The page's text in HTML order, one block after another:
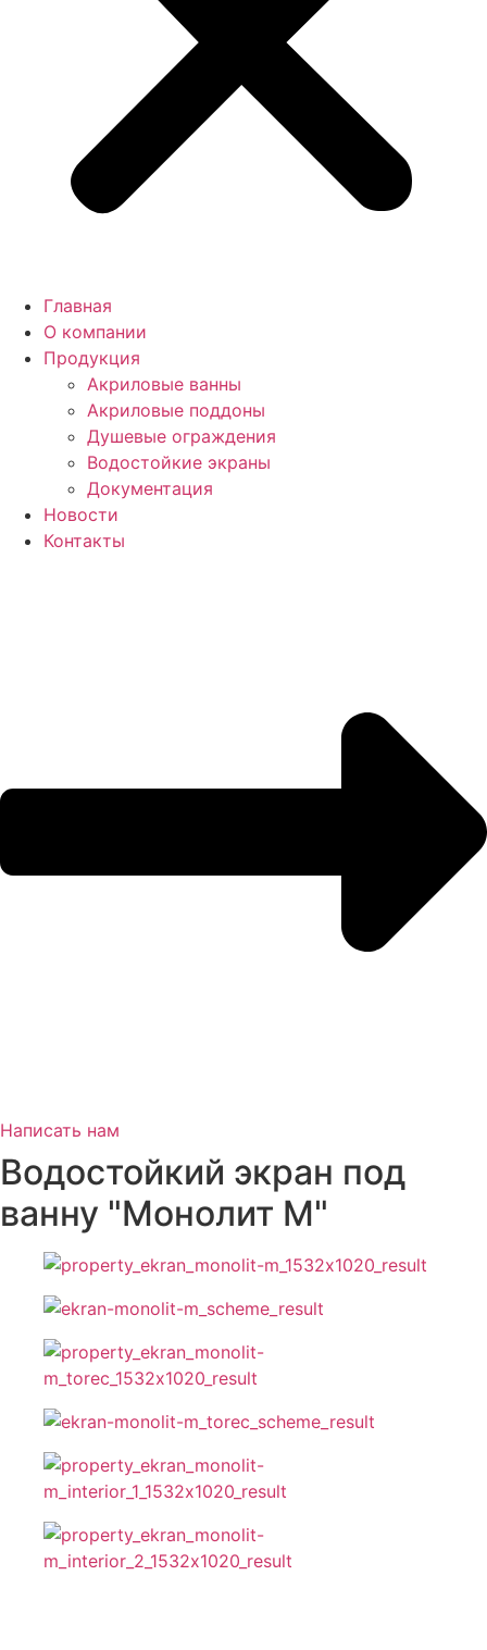
Главная
О компании
Продукция
Акриловые ванны
Акриловые поддоны
Душевые ограждения
Водостойкие экраны
Документация
Новости
Контакты
Написать нам
Водостойкий экран под
ванну "Монолит М"